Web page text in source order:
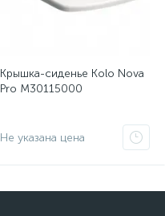
Крышка-сиденье Kolo Nova
Pro M30115000
Не указана цена